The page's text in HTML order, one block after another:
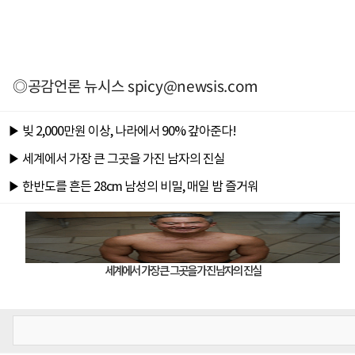
◎공감언론 뉴시스spicy@newsis.com